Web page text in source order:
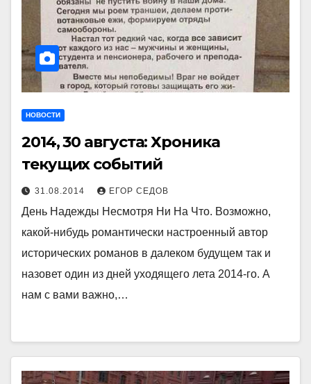
НОВОСТИ
2014, 30 августа: Хроника
текущих событий
31.08.2014 ЕГОР СЕДОВ
День Надежды Несмотря Ни На Что. Возможно,
какой-нибудь романтически настроенный автор
исторических романов в далеком будущем так и
назовет один из дней уходящего лета 2014-го. А
нам с вами важно,…